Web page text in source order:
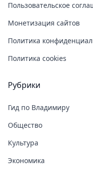
Пользовательское
Монетизация сайтов
Политика
Политика cookies
Рубрики
Гид по Владимиру
Общество
Культура
Экономика